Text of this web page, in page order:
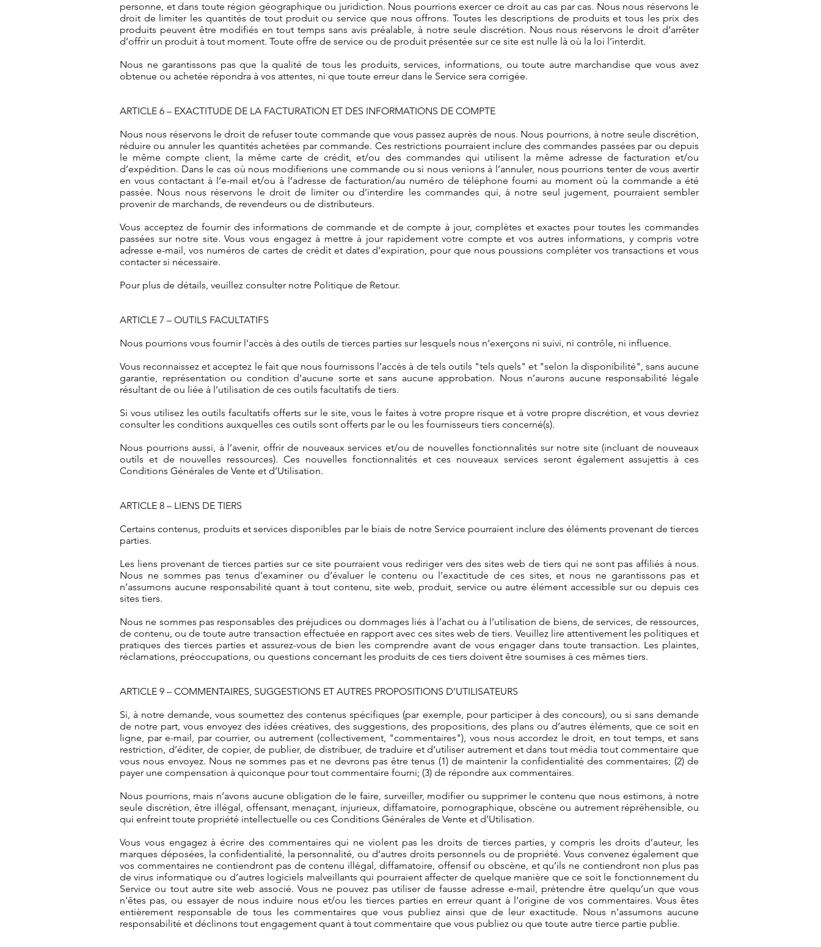
personne, et dans toute région géographique ou juridiction. Nous pourrions exercer ce droit au cas par cas. Nous nous réservons le
droit de limiter les quantités de tout produit ou service que nous offrons. Toutes les descriptions de produits et tous les prix des
produits peuvent être modifiés en tout temps sans avis préalable, à notre seule discrétion. Nous nous réservons le droit d’arrêter
d’offrir un produit à tout moment. Toute offre de service ou de produit présentée sur ce site est nulle là où la loi l’interdit.
Nous ne garantissons pas que la qualité de tous les produits, services, informations, ou toute autre marchandise que vous avez
obtenue ou achetée répondra à vos attentes, ni que toute erreur dans le Service sera corrigée.
ARTICLE 6 – EXACTITUDE DE LA FACTURATION ET DES INFORMATIONS DE COMPTE
Nous nous réservons le droit de refuser toute commande que vous passez auprès de nous. Nous pourrions, à notre seule discrétion,
réduire ou annuler les quantités achetées par commande. Ces restrictions pourraient inclure des commandes passées par ou depuis
le même compte client, la même carte de crédit, et/ou des commandes qui utilisent la même adresse de facturation et/ou
d’expédition. Dans le cas où nous modifierions une commande ou si nous venions à l’annuler, nous pourrions tenter de vous avertir
en vous contactant à l’e-mail et/ou à l’adresse de facturation/au numéro de téléphone fourni au moment où la commande a été
passée. Nous nous réservons le droit de limiter ou d’interdire les commandes qui, à notre seul jugement, pourraient sembler
provenir de marchands, de revendeurs ou de distributeurs.
Vous acceptez de fournir des informations de commande et de compte à jour, complètes et exactes pour toutes les commandes
passées sur notre site. Vous vous engagez à mettre à jour rapidement votre compte et vos autres informations, y compris votre
adresse e-mail, vos numéros de cartes de crédit et dates d’expiration, pour que nous poussions compléter vos transactions et vous
contacter si nécessaire.
Pour plus de détails, veuillez consulter notre Politique de Retour.
ARTICLE 7 – OUTILS FACULTATIFS
Nous pourrions vous fournir l’accès à des outils de tierces parties sur lesquels nous n’exerçons ni suivi, ni contrôle, ni influence.
Vous reconnaissez et acceptez le fait que nous fournissons l’accès à de tels outils "tels quels" et "selon la disponibilité", sans aucune
garantie, représentation ou condition d’aucune sorte et sans aucune approbation. Nous n’aurons aucune responsabilité légale
résultant de ou liée à l’utilisation de ces outils facultatifs de tiers.
Si vous utilisez les outils facultatifs offerts sur le site, vous le faites à votre propre risque et à votre propre discrétion, et vous devriez
consulter les conditions auxquelles ces outils sont offerts par le ou les fournisseurs tiers concerné(s).
Nous pourrions aussi, à l’avenir, offrir de nouveaux services et/ou de nouvelles fonctionnalités sur notre site (incluant de nouveaux
outils et de nouvelles ressources). Ces nouvelles fonctionnalités et ces nouveaux services seront également assujettis à ces
Conditions Générales de Vente et d’Utilisation.
ARTICLE 8 – LIENS DE TIERS
Certains contenus, produits et services disponibles par le biais de notre Service pourraient inclure des éléments provenant de tierces
parties.
Les liens provenant de tierces parties sur ce site pourraient vous rediriger vers des sites web de tiers qui ne sont pas affiliés à nous.
Nous ne sommes pas tenus d’examiner ou d’évaluer le contenu ou l’exactitude de ces sites, et nous ne garantissons pas et
n’assumons aucune responsabilité quant à tout contenu, site web, produit, service ou autre élément accessible sur ou depuis ces
sites tiers.
Nous ne sommes pas responsables des préjudices ou dommages liés à l’achat ou à l’utilisation de biens, de services, de ressources,
de contenu, ou de toute autre transaction effectuée en rapport avec ces sites web de tiers. Veuillez lire attentivement les politiques et
pratiques des tierces parties et assurez-vous de bien les comprendre avant de vous engager dans toute transaction. Les plaintes,
réclamations, préoccupations, ou questions concernant les produits de ces tiers doivent être soumises à ces mêmes tiers.
ARTICLE 9 – COMMENTAIRES, SUGGESTIONS ET AUTRES PROPOSITIONS D’UTILISATEURS
Si, à notre demande, vous soumettez des contenus spécifiques (par exemple, pour participer à des concours), ou si sans demande
de notre part, vous envoyez des idées créatives, des suggestions, des propositions, des plans ou d’autres éléments, que ce soit en
ligne, par e-mail, par courrier, ou autrement (collectivement, "commentaires"), vous nous accordez le droit, en tout temps, et sans
restriction, d’éditer, de copier, de publier, de distribuer, de traduire et d’utiliser autrement et dans tout média tout commentaire que
vous nous envoyez. Nous ne sommes pas et ne devrons pas être tenus (1) de maintenir la confidentialité des commentaires; (2) de
payer une compensation à quiconque pour tout commentaire fourni; (3) de répondre aux commentaires.
Nous pourrions, mais n’avons aucune obligation de le faire, surveiller, modifier ou supprimer le contenu que nous estimons, à notre
seule discrétion, être illégal, offensant, menaçant, injurieux, diffamatoire, pornographique, obscène ou autrement répréhensible, ou
qui enfreint toute propriété intellectuelle ou ces Conditions Générales de Vente et d’Utilisation.
Vous vous engagez à écrire des commentaires qui ne violent pas les droits de tierces parties, y compris les droits d’auteur, les
marques déposées, la confidentialité, la personnalité, ou d’autres droits personnels ou de propriété. Vous convenez également que
vos commentaires ne contiendront pas de contenu illégal, diffamatoire, offensif ou obscène, et qu’ils ne contiendront non plus pas
de virus informatique ou d’autres logiciels malveillants qui pourraient affecter de quelque manière que ce soit le fonctionnement du
Service ou tout autre site web associé. Vous ne pouvez pas utiliser de fausse adresse e-mail, prétendre être quelqu’un que vous
n’êtes pas, ou essayer de nous induire nous et/ou les tierces parties en erreur quant à l’origine de vos commentaires. Vous êtes
entièrement responsable de tous les commentaires que vous publiez ainsi que de leur exactitude. Nous n’assumons aucune
responsabilité et déclinons tout engagement quant à tout commentaire que vous publiez ou que toute autre tierce partie publie.